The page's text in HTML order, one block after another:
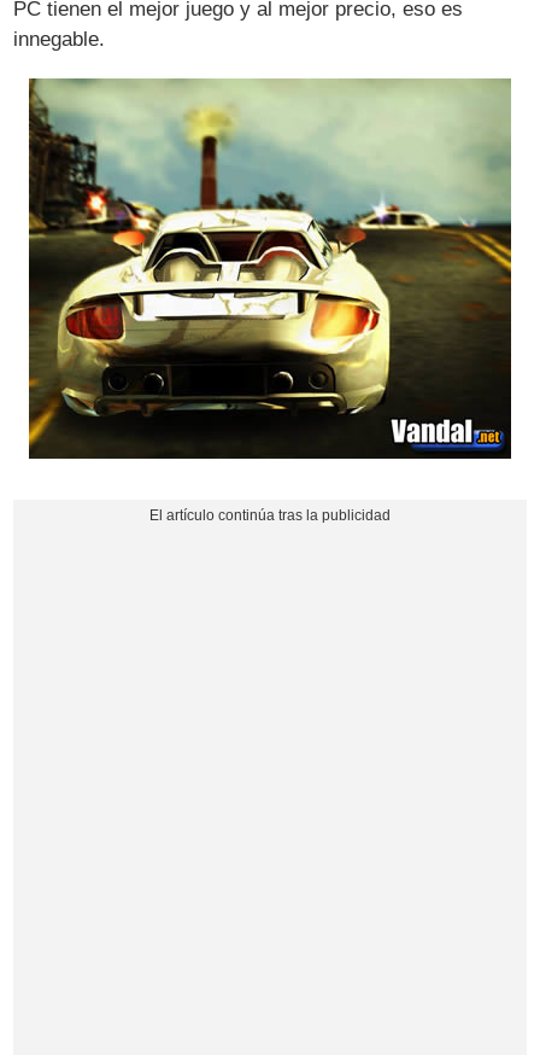
PC tienen el mejor juego y al mejor precio, eso es
innegable.